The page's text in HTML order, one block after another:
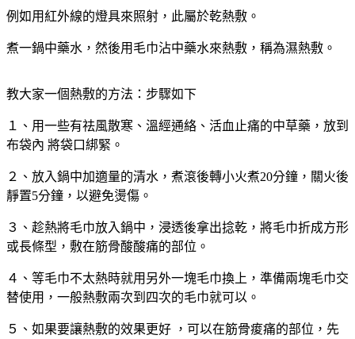
例如用紅外線的燈具來照射，此屬於乾熱敷。
煮一鍋中藥水，然後用毛巾沾中藥水來熱敷，稱為濕熱敷。
教大家一個熱敷的方法：步驟如下
１、用一些有祛風散寒、溫經通絡、活血止痛的中草藥，放到
布袋內 將袋口綁緊。
２、放入鍋中加適量的清水，煮滾後轉小火煮20分鐘，關火後
靜置5分鐘，以避免燙傷。
３、趁熱將毛巾放入鍋中，浸透後拿出捻乾，將毛巾折成方形
或長條型，敷在筋骨酸酸痛的部位。
４、等毛巾不太熱時就用另外一塊毛巾換上，準備兩塊毛巾交
替使用，一般熱敷兩次到四次的毛巾就可以。
５、如果要讓熱敷的效果更好 ，可以在筋骨痠痛的部位，先